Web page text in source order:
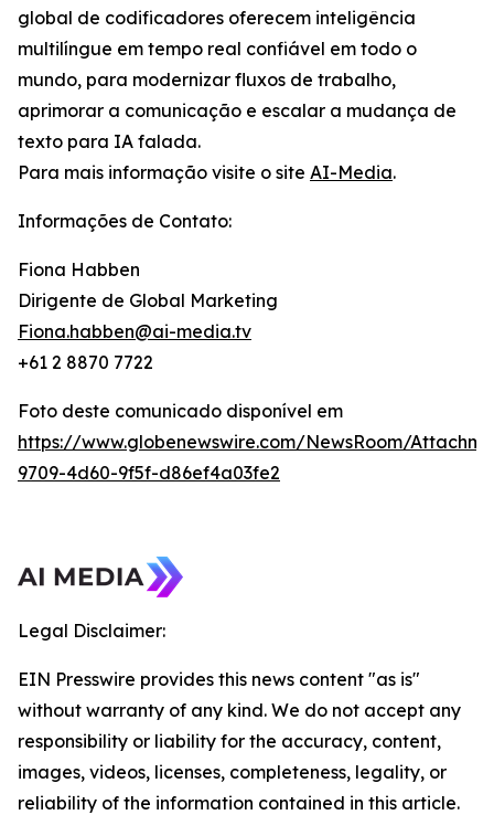
global de codificadores oferecem inteligência
multilíngue em tempo real confiável em todo o
mundo, para modernizar fluxos de trabalho,
aprimorar a comunicação e escalar a mudança de
texto para IA falada.
Para mais informação visite o site AI-Media.
Informações de Contato:
Fiona Habben
Dirigente de Global Marketing
Fiona.habben@ai-media.tv
+61 2 8870 7722
Foto deste comunicado disponível em
https://www.globenewswire.com/NewsRoom/
9709-4d60-9f5f-d86ef4a03fe2
Legal Disclaimer:
EIN Presswire provides this news content "as is"
without warranty of any kind. We do not accept any
responsibility or liability for the accuracy, content,
images, videos, licenses, completeness, legality, or
reliability of the information contained in this article.